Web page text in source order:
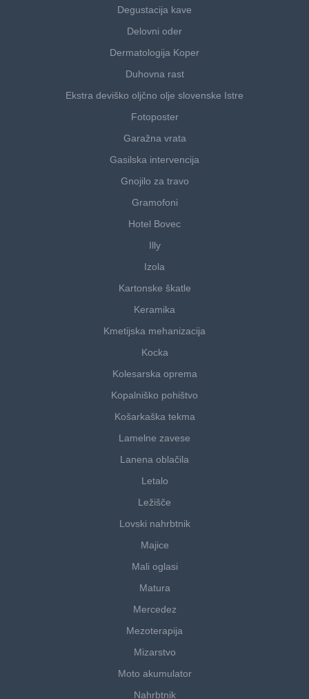
Degustacija kave
Delovni oder
Dermatologija Koper
Duhovna rast
Ekstra deviško oljčno olje slovenske Istre
Fotoposter
Garažna vrata
Gasilska intervencija
Gnojilo za travo
Gramofoni
Hotel Bovec
Illy
Izola
Kartonske škatle
Keramika
Kmetijska mehanizacija
Kocka
Kolesarska oprema
Kopalniško pohištvo
Košarkaška tekma
Lamelne zavese
Lanena oblačila
Letalo
Ležišče
Lovski nahrbtnik
Majice
Mali oglasi
Matura
Mercedez
Mezoterapija
Mizarstvo
Moto akumulator
Nahrbtnik